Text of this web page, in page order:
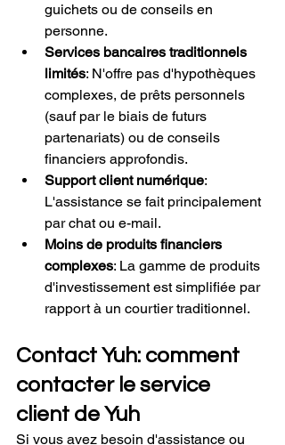
guichets ou de conseils en
personne.
Services bancaires traditionnels
limités: N'offre pas d'hypothèques
complexes, de prêts personnels
(sauf par le biais de futurs
partenariats) ou de conseils
financiers approfondis.
Support client numérique:
L'assistance se fait principalement
par chat ou e-mail.
Moins de produits financiers
complexes: La gamme de produits
d'investissement est simplifiée par
rapport à un courtier traditionnel.
Contact Yuh: comment
contacter le service
client de Yuh
Si vous avez besoin d'assistance ou